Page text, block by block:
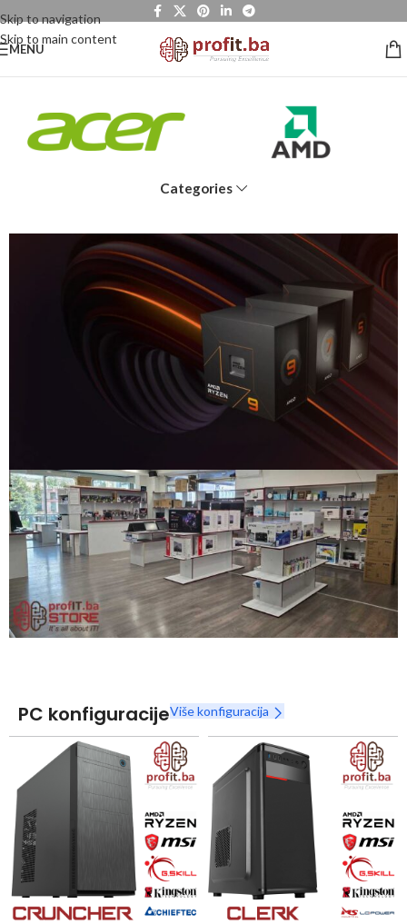
Skip to navigation
Skip to main content
MENU
Categories
Snaga radnih stanica nikada nije bila povoljnija
Nova Ryzen 7000 serija
Naruči
PC konfiguracijeViše konfiguracija